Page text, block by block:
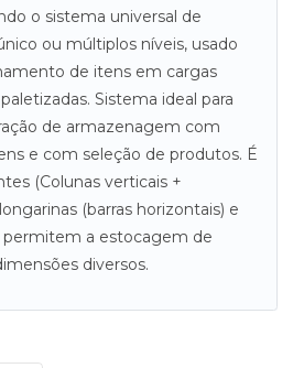
o sistema universal de
ou múltiplos níveis, usado
de itens em cargas
Sistema ideal para
de armazenagem com
e com seleção de produtos. É
(Colunas verticais +
(barras horizontais) e
permitem a estocagem de
diversos.